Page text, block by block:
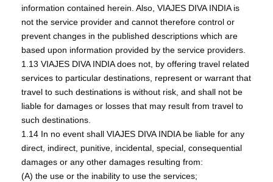
information contained herein. Also, VIAJES DIVA INDIA is
not the service provider and cannot therefore control or
prevent changes in the published descriptions which are
based upon information provided by the service providers.
1.13 VIAJES DIVA INDIA does not, by offering travel related
services to particular destinations, represent or warrant that
travel to such destinations is without risk, and shall not be
liable for damages or losses that may result from travel to
such destinations.
1.14 In no event shall VIAJES DIVA INDIA be liable for any
direct, indirect, punitive, incidental, special, consequential
damages or any other damages resulting from:
(A) the use or the inability to use the services;